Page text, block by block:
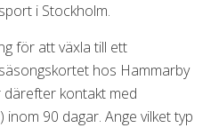
i Stockholm.
för att växla till ett
hos Hammarby
kontakt med
90 dagar. Ange vilket typ